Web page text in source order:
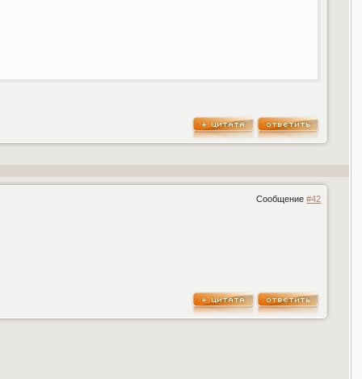
Сообщение#42